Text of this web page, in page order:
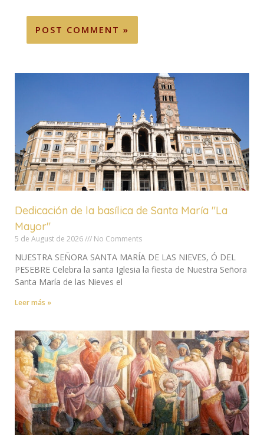
Dedicación de la basílica de Santa María "La
Mayor"
5 de August de 2026 No Comments
NUESTRA SEÑORA SANTA MARÍA DE LAS NIEVES, Ó DEL
PESEBRE Celebra la santa Iglesia la fiesta de Nuestra Señora
Santa María de las Nieves el
Leer más »